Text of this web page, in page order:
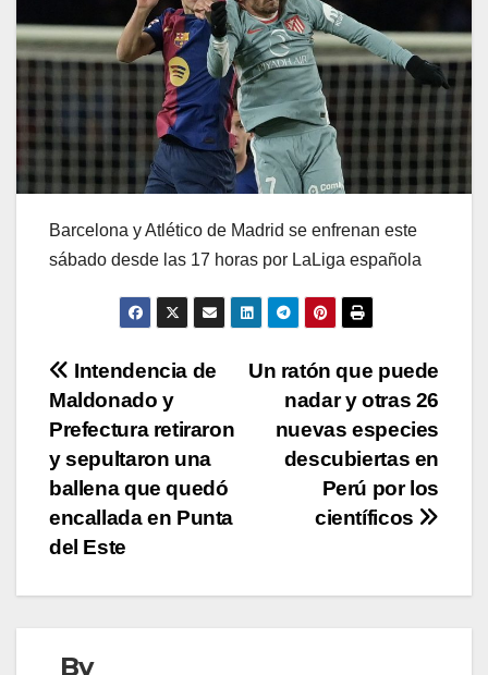
Barcelona y Atlético de Madrid se enfrenan este
sábado desde las 17 horas por LaLiga española
Navegación
de
entradas
Un ratón que puede
nadar y otras 26
nuevas especies
descubiertas en
Perú por los
científicos
Intendencia de
Maldonado y
Prefectura retiraron
y sepultaron una
ballena que quedó
encallada en Punta
del Este
By